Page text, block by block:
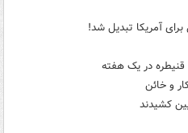
آمریکا تبدیل شد!
و خائن
کشیدند